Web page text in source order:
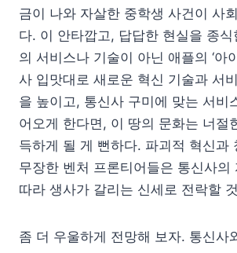
금이 나와 자살한 중학생 사건이 사
다. 이 안타깝고, 답답한 현실을 종
의 서비스나 기술이 아닌 애플의 ‘아
사 입맛대로 새로운 혁신 기술과 서
을 높이고, 통신사 구미에 맞는 서비
어오게 한다면, 이 땅의 문화는 너절
득하게 될 게 뻔하다. 파괴적 혁신과
무장한 벤처 프론티어들은 통신사의
따라 생사가 갈리는 신세로 전락할
좀 더 우울하게 전망해 보자. 통신사